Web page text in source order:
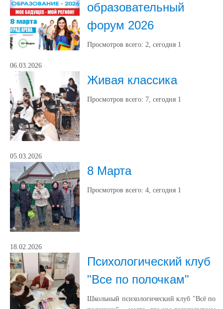
образовательный
форум 2026
Просмотров всего: 2, сегодня 1
06.03.2026
Живая классика
Просмотров всего: 7, сегодня 1
05.03.2026
8 Марта
Просмотров всего: 4, сегодня 1
18.02.2026
Психологический клуб
"Все по полочкам"
Школьный психологический клуб "Всё по